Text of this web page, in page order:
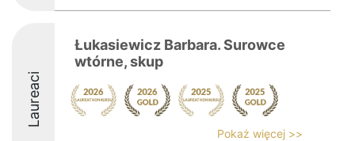
Laureaci
Łukasiewicz Barbara. Surowce
wtórne, skup
Pokaż więcej >>